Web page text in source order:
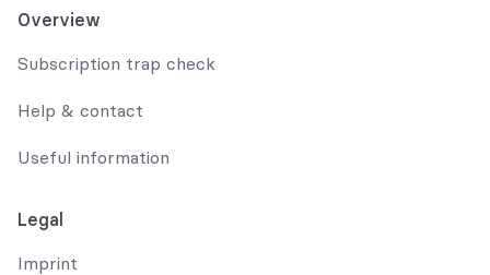
Overview
Subscription trap check
Help & contact
Useful information
Legal
Imprint